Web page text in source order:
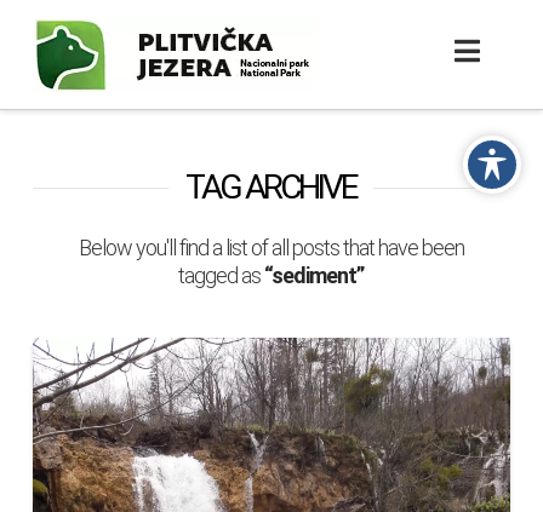
TAG ARCHIVE
Below you'll find a list of all posts that have been
tagged as“sediment”